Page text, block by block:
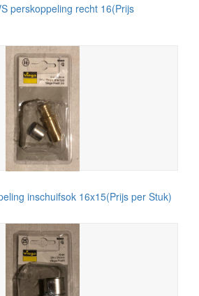
perskoppeling recht 16(Prijs
inschuifsok 16x15(Prijs per Stuk)